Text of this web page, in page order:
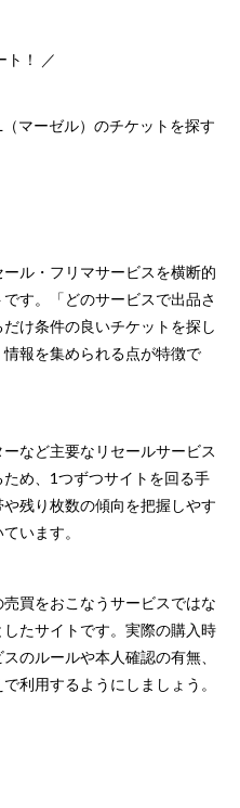
ト！ ／
マーゼル）のチケットを探す
ル・フリマサービスを横断的
す。「どのサービスで出品さ
け条件の良いチケットを探し
報を集められる点が特徴で
など主要なリセールサービス
め、1つずつサイトを回る手
残り枚数の傾向を把握しやす
います。
買をおこなうサービスではな
たサイトです。実際の購入時
のルールや本人確認の有無、
利用するようにしましょう。